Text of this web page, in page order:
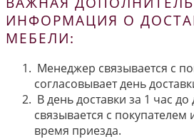
ИНФОРМАЦИЯ О
МЕБЕЛИ:
Менеджер связывается с
согласовывает день
В день доставки за 1 час
связывается с покупателем
время приезда.